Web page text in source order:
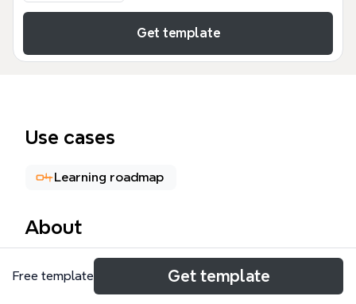
Get template
Use cases
Learning roadmap
About
年收入增加10倍的學習法心智圖模板，由速讀、心智圖
與記憶術專家開發，涵蓋94個節點與4大主題分支。模
Free template Get template